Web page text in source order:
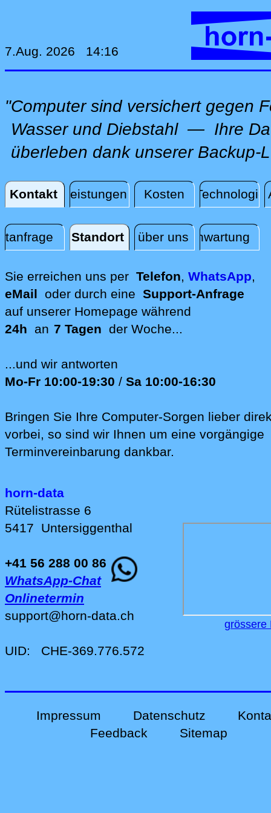
7.Aug. 2026 14:16
"Computer sind versichert gegen
Wasser und Diebstahl — Ihre
überleben dank unserer Backup-
Kontakt
Dienstleistungen Kosten Technologie
Kontakt
Standort über unsFernwartung
Standort
Sie erreichen uns per Telefon, WhatsApp,
eMail oder durch eine Support-Anfrage
auf unserer Homepage während
24h an 7 Tagen der Woche...
...und wir antworten
Mo-Fr 10:00-19:30 / Sa 10:00-16:30
Bringen Sie Ihre Computer-Sorgen lieber
vorbei, so sind wir Ih‍nen um eine vorgängige
Terminvereinbarung dankbar.
horn-data
Rütelistrasse 6
5417 Untersiggenthal
+41 56 288 00 86
WhatsApp-Chat
Onlinetermin
support@horn-data.ch
UID: CHE-369.776.572
grössere
Impressum Datenschutz
Feedback
Sitemap